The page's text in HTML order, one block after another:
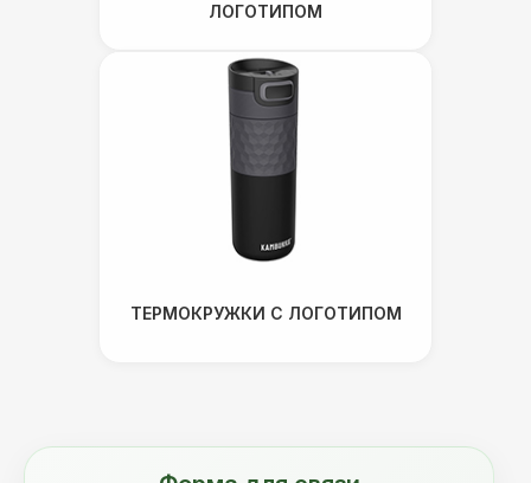
ЛОГОТИПОМ
ТЕРМОКРУЖКИ С ЛОГОТИПОМ